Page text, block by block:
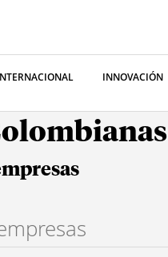
INNOVACIÓN